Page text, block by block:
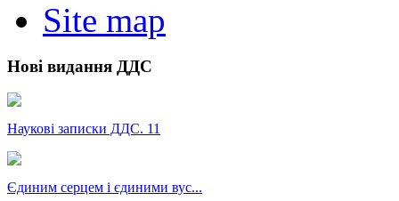
Site map
Нові видання ДДС
Наукові записки ДДС. 11
Єдиним серцем і єдиними вус...